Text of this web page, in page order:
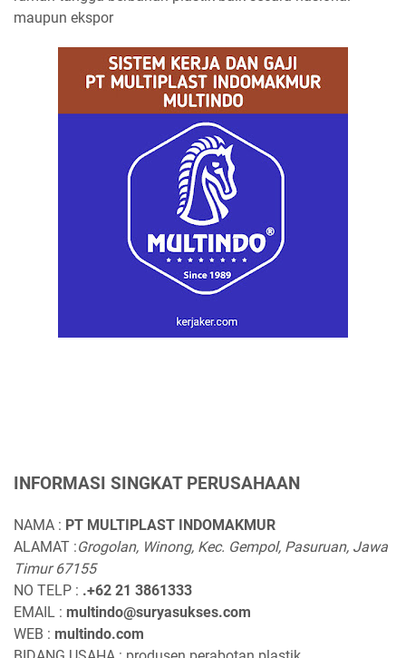
maupun ekspor
INFORMASI SINGKAT PERUSAHAAN
NAMA : PT MULTIPLAST INDOMAKMUR
ALAMAT :Grogolan, Winong, Kec. Gempol, Pasuruan, Jawa
Timur 67155
NO TELP : .+62 21 3861333
EMAIL : multindo@suryasukses.com
WEB : multindo.com